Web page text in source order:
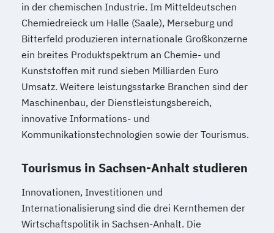
in der chemischen Industrie. Im Mitteldeutschen
Chemiedreieck um Halle (Saale), Merseburg und
Bitterfeld produzieren internationale Großkonzerne
ein breites Produktspektrum an Chemie- und
Kunststoffen mit rund sieben Milliarden Euro
Umsatz. Weitere leistungsstarke Branchen sind der
Maschinenbau, der Dienstleistungsbereich,
innovative Informations- und
Kommunikationstechnologien sowie der Tourismus.
Tourismus in Sachsen-Anhalt studieren
Innovationen, Investitionen und
Internationalisierung sind die drei Kernthemen der
Wirtschaftspolitik in Sachsen-Anhalt. Die